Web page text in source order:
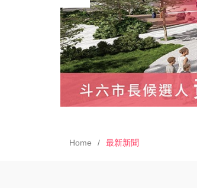
Home 最新新聞